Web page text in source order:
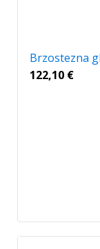
Brzostezna
122,10 €